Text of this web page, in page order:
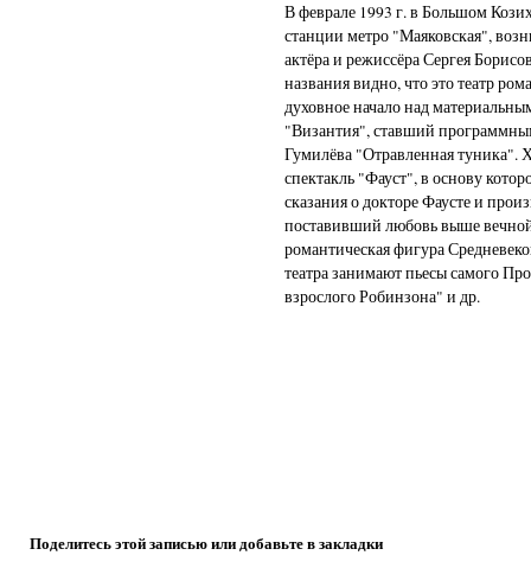
В феврале 1993 г. в Большом
станции метро "Маяковская",
актёра и режиссёра Сергея
названия видно, что это театр
духовное начало над
"Византия", ставший
Гумилёва "Отравленная туника".
спектакль "Фауст", в основу
сказания о докторе Фаусте и
поставивший любовь выше
романтическая фигура
театра занимают пьесы самого
взрослого Робинзона" и др.
Поделитесь этой записью или добавьте в закладки